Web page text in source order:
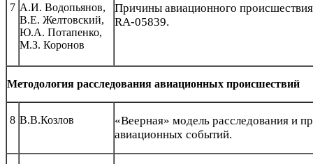
7 А.И. Водопьянов,
В.Е. Желтовский,
Ю.А. Потапенко,
М.З. Коронов
Причины авиационного
RA-05839.
Методология расследования авиационных происшествий
8 В.В.Козлов
«Веерная» модель расследования и
авиационных событий.